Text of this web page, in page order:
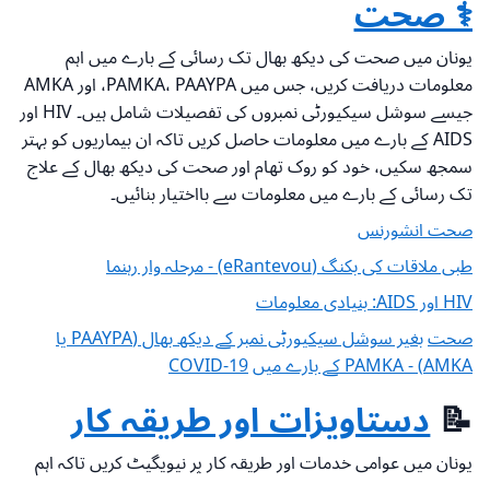
⚕️ صحت
یونان میں صحت کی دیکھ بھال تک رسائی کے بارے میں اہم
معلومات دریافت کریں، جس میں PAMKA، PAAYPA، اور AMKA
جیسے سوشل سیکیورٹی نمبروں کی تفصیلات شامل ہیں۔ HIV اور
AIDS کے بارے میں معلومات حاصل کریں تاکہ ان بیماریوں کو بہتر
سمجھ سکیں، خود کو روک تھام اور صحت کی دیکھ بھال کے علاج
تک رسائی کے بارے میں معلومات سے بااختیار بنائیں۔
صحت انشورنس
طبی ملاقات کی بکنگ (eRantevou) - مرحلہ وار رہنما
HIV اور AIDS: بنیادی معلومات
صحت
بغیر سوشل سیکیورٹی نمبر کے دیکھ بھال (PAAYPA یا
AMKA) - PAMKA کے بارے میں COVID-19
📝دستاویزات اور طریقہ کار
یونان میں عوامی خدمات اور طریقہ کار پر نیویگیٹ کریں تاکہ اہم